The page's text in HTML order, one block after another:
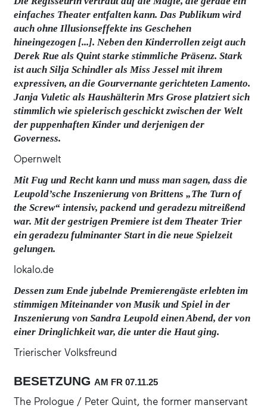
einfaches Theater entfalten kann. Das Publikum wird
auch ohne Illusionseffekte ins Geschehen
hineingezogen [...]. Neben den Kinderrollen zeigt auch
Derek Rue als Quint starke stimmliche Präsenz. Stark
ist auch Silja Schindler als Miss Jessel mit ihrem
expressiven, an die Gourvernante gerichteten Lamento.
Janja Vuletic als Haushälterin Mrs Grose platziert sich
stimmlich wie spielerisch geschickt zwischen der Welt
der puppenhaften Kinder und derjenigen der
Governess.
Opernwelt
Mit Fug und Recht kann und muss man sagen, dass die
Leupold’sche Inszenierung von Brittens „The Turn of
the Screw“ intensiv, packend und geradezu mitreißend
war. Mit der gestrigen Premiere ist dem Theater Trier
ein geradezu fulminanter Start in die neue Spielzeit
gelungen.
lokalo.de
Dessen zum Ende jubelnde Premierengäste erlebten im
stimmigen Miteinander von Musik und Spiel in der
Inszenierung von Sandra Leupold einen Abend, der von
einer Dringlichkeit war, die unter die Haut ging.
Trierischer Volksfreund
BESETZUNG AM FR07.11.25
The Prologue / Peter Quint, the former manservant